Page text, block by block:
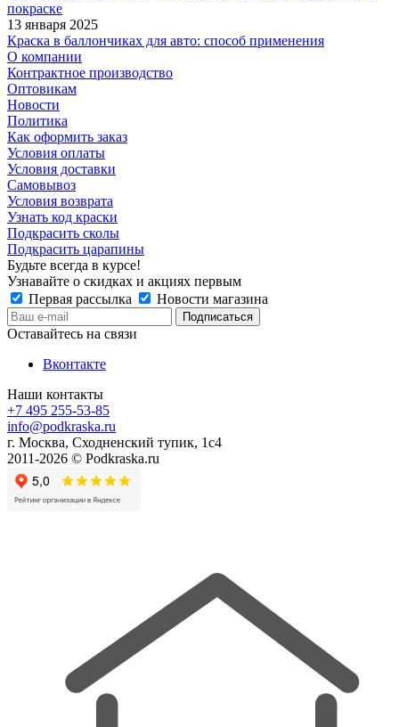
покраске
13 января 2025
Краска в баллончиках для авто: способ применения
О компании
Контрактное производство
Оптовикам
Новости
Политика
Как оформить заказ
Условия оплаты
Условия доставки
Самовывоз
Условия возврата
Узнать код краски
Подкрасить сколы
Подкрасить царапины
Будьте всегда в курсе!
Узнавайте о скидках и акциях первым
Первая рассылка
Новости магазина
Оставайтесь на связи
Вконтакте
Наши контакты
+7 495 255-53-85
info@podkraska.ru
г. Москва, Сходненский тупик, 1с4
2011-2026 © Podkraska.ru